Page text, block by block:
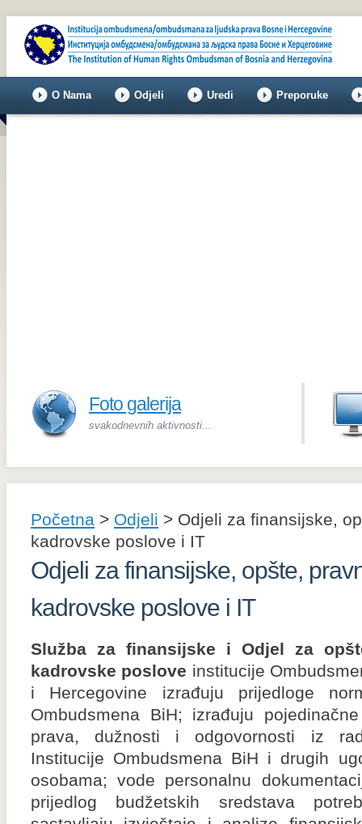
O Nama Odjeli Uredi Preporuke
Foto galerija
svakodnevnih aktivnosti...
Početna > Odjeli > Odjeli za finansijske,
kadrovske poslove i IT
Odjeli za finansijske, opšte,
kadrovske poslove i IT
Služba za finansijske i Odjel za
kadrovske poslove institucije
i Hercegovine izrađuju prijedloge
Ombudsmena BiH; izrađuju
prava, dužnosti i odgovornosti iz
Institucije Ombudsmena BiH i drugih
osobama; vode personalnu
prijedlog budžetskih sredstava